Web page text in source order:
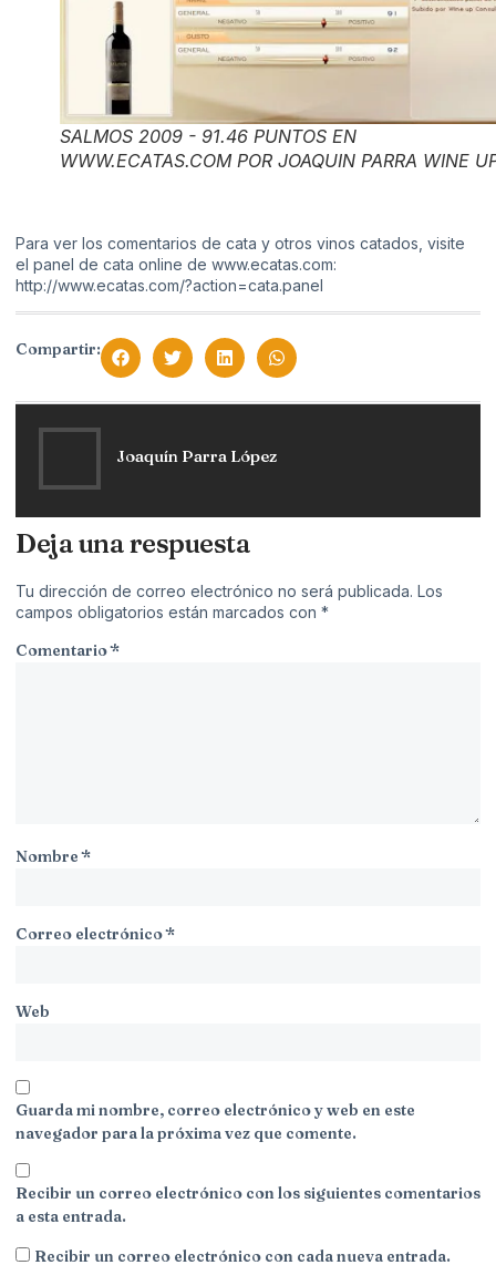
SALMOS 2009 - 91.46 PUNTOS EN
WWW.ECATAS.COM POR JOAQUIN PARRA WINE
Para ver los comentarios de cata y otros vinos catados, visite
el panel de cata online de www.ecatas.com:
http://www.ecatas.com/?action=cata.panel
Compartir:
Joaquín Parra López
Deja una respuesta
Tu dirección de correo electrónico no será publicada. Los
campos obligatorios están marcados con *
Comentario*
Nombre*
Correo electrónico*
Web
Guarda mi nombre, correo electrónico y web en este
navegador para la próxima vez que comente.
Recibir un correo electrónico con los siguientes comentarios
a esta entrada.
Recibir un correo electrónico con cada nueva entrada.